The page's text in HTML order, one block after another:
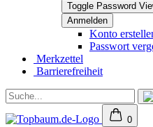
Toggle Password
Konto
Passwort
Merkzettel
Barrierefreiheit
0